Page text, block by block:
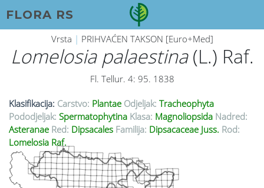
FLORA RS
Vrsta | PRIHVAĆEN TAKSON [Euro+Med]
Lomelosia palaestina(L.) Raf.
Fl. Tellur. 4: 95. 1838
Klasifikacija: Carstvo: Plantae Odjeljak: Tracheophyta
Pododjeljak: Spermatophytina Klasa: Magnoliopsida Nadred:
Asteranae Red: Dipsacales Familija: Dipsacaceae Juss. Rod:
Lomelosia Raf.